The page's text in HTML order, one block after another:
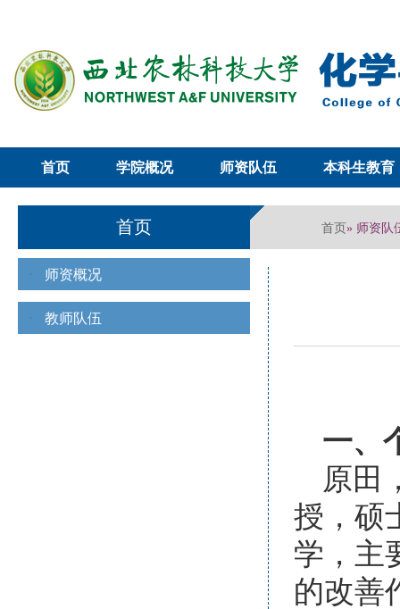
首页 学院概况 师资队伍 本科生教育
首页 首页» 师资队
师资概况
教师队伍
一、
原田
授，硕
学，主
的改善